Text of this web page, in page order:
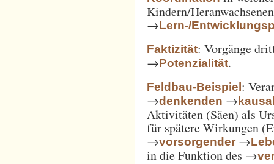
Kindern/
→Lern-/
Faktizität: Vorgänge
→Potenzialität.
Feldbau-Beispiel:
→denkenden →
Aktivitäten (Säen) als
für spätere Wirkungen
→vorsorgender →
in die Funktion des →